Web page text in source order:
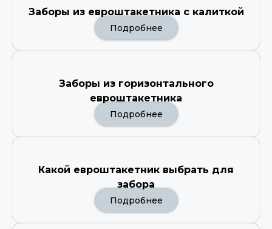
Заборы из евроштакетника с калиткой
Подробнее
Заборы из горизонтального
евроштакетника
Подробнее
Какой евроштакетник выбрать для
забора
Подробнее